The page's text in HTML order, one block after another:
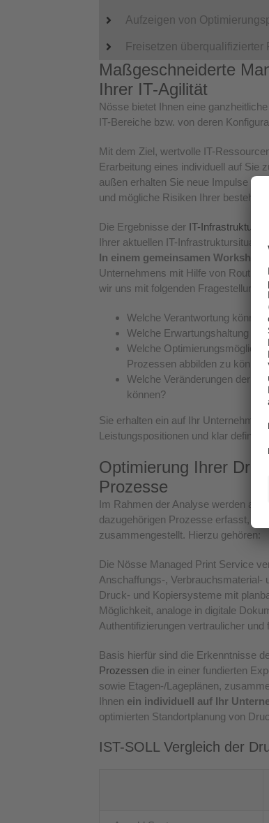
Aufzeigen von
Freisetzen überqualifizierter
Maßgeschneiderte
Ihrer IT-Agilität
Nösse bietet Ihnen eine
IT-Bereiche bzw. von deren
Mit dem Ziel, wertvolle IT-
Erarbeitung eines individuell auf Sie
außen erhalten Sie neue Impulse
und mögliche Risiken Ihrer
Die Ergebnisse der IT-
Ihrer aktuellen IT-
In einem gemeinsamen Workshop
Unternehmens mit Hilfe von
wir uns mit folgenden
Welche Verantwortung
Welche Erwartungshaltung
Welche
Prozessen abbilden zu
Welche Veränderungen der
können?
Sie erhalten ein auf Ihr
Leistungspositionen und klar
Optimierung Ihrer
Prozesse
Im Rahmen der Analyse werden
dazugehörigen Prozesse erfasst,
zusammengestellt. Hierzu gehören:
Die Nösse Managed Print Service
Anschaffungs-, Verbrauchsmaterial-
Druck- und Kopiersysteme mit
Möglichkeit, analoge in digitale
Authentifizierungen vertraulicher und
Basis hierfür sind die Erkenntnisse
Prozessen die in einer fundierten
sowie Etagen-/Lageplänen,
Ihnen ein individuell auf Ihr
optimierten Standortplanung von
IST-SOLL Vergleich der